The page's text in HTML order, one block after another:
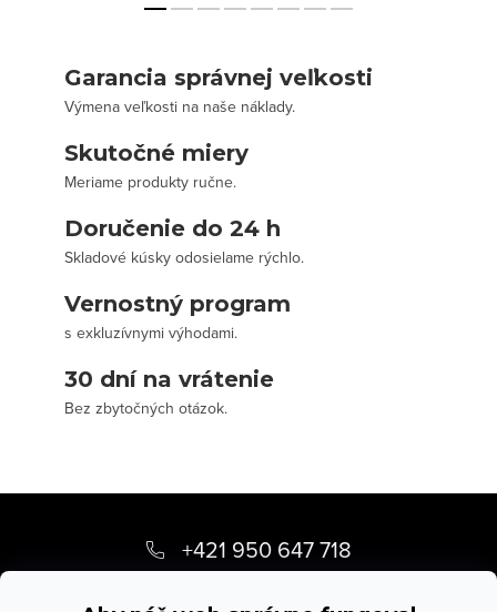
Garancia správnej veľkosti
Výmena veľkosti na naše náklady.
Skutočné miery
Meriame produkty ručne.
Doručenie do 24 h
Skladové kúsky odosielame rýchlo.
Vernostný program
s exkluzívnymi výhodami.
30 dní na vrátenie
Bez zbytočných otázok.
p
+421 950 647 718